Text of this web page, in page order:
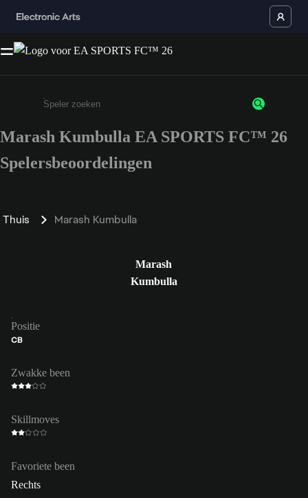
Enter a minimum of 3 characters or numbers
Marash Kumbulla EA SPORTS FC™ 26
Spelersbeoordelingen
Thuis Marash Kumbulla
Marash
Kumbulla
Positie
CB
Zwakke been
Skillmoves
Favoriete been
Rechts